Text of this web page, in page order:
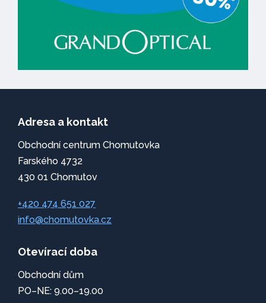
Adresa a kontakt
Obchodní centrum Chomutovka
Farského 4732
430 01 Chomutov
+420 474 651 027
info@chomutovka.cz
Otevírací doba
Obchodní dům
PO–NE: 9.00–19.00